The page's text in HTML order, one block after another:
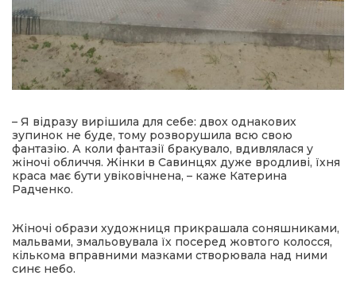
– Я відразу вирішила для себе: двох однакових
зупинок не буде, тому розворушила всю свою
фантазію. А коли фантазії бракувало, вдивлялася у
жіночі обличчя. Жінки в Савинцях дуже вродливі, їхня
краса має бути увіковічнена, – каже Катерина
Радченко.
Жіночі образи художниця прикрашала соняшниками,
мальвами, змальовувала їх посеред жовтого колосся,
кількома вправними мазками створювала над ними
синє небо.